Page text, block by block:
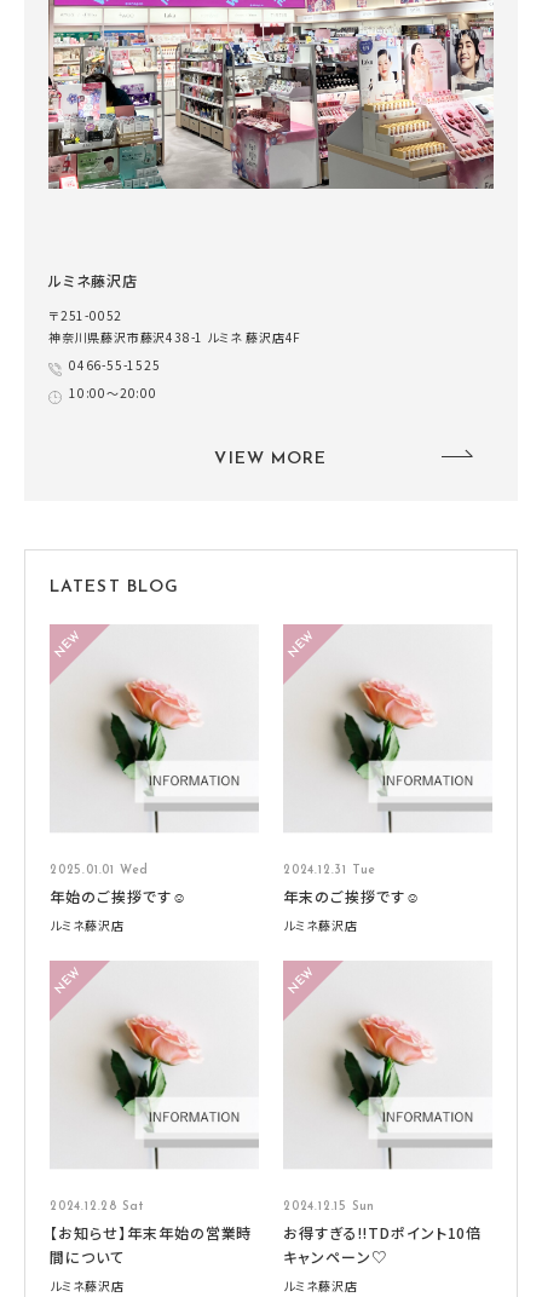
ルミネ藤沢店
〒251-0052
神奈川県藤沢市藤沢438-1 ルミネ 藤沢店4F
0466-55-1525
10:00～20:00
VIEW MORE
LATEST BLOG
2025.01.01 Wed
年始のご挨拶です☺️
ルミネ藤沢店
2024.12.31 Tue
年末のご挨拶です☺️
ルミネ藤沢店
2024.12.28 Sat
【お知らせ】年末年始の営業時
間について
ルミネ藤沢店
2024.12.15 Sun
お得すぎる‼TDポイント10倍
キャンペーン♡
ルミネ藤沢店